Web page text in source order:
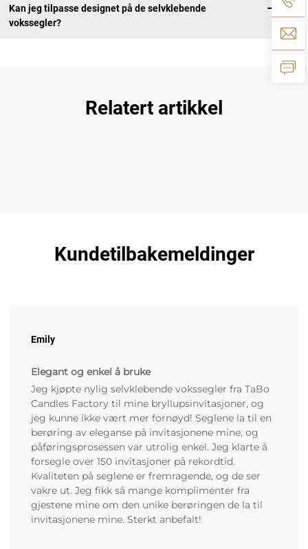
Kan jeg tilpasse designet på de selvklebende
vokssegler?
Relatert artikkel
Kundetilbakemeldinger
Emily
Elegant og enkel å bruke
Jeg kjøpte nylig selvklebende vokssegler fra TaBo
Candles Factory til mine bryllupsinvitasjoner, og
jeg kunne ikke vært mer fornøyd! Seglene la til en
berøring av eleganse på invitasjonene mine, og
påføringsprosessen var utrolig enkel. Jeg klarte å
forsegle over 150 invitasjoner på rekordtid.
Kvaliteten på seglene er fremragende, og de ser
vakre ut. Jeg fikk så mange komplimenter fra
gjestene mine om den unike berøringen de la til
invitasjonene mine. Sterkt anbefalt!